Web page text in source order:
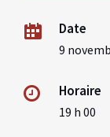
Date
9
Horaire
19 h 00